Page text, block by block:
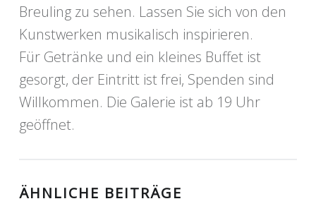
Breuling zu sehen. Lassen Sie sich von den
Kunstwerken musikalisch inspirieren.
Für Getränke und ein kleines Buffet ist
gesorgt, der Eintritt ist frei, Spenden sind
Willkommen. Die Galerie ist ab 19 Uhr
geöffnet.
ÄHNLICHE BEITRÄGE